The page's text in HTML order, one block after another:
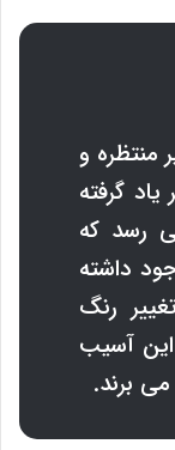
منتظره و
گرفته
رسد که
داشته
رنگ
آسیب
برند.